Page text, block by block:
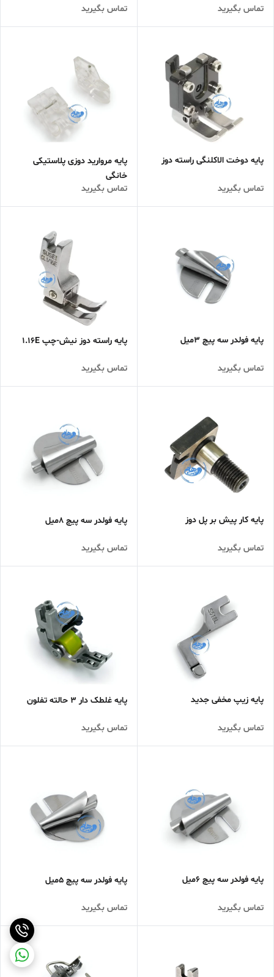
تماس بگیرید تماس بگیرید
پایه دوخت الاکلنگی راسته دوز
تماس بگیرید
پایه مروارید دوزی پلاستیکی
خانگی
تماس بگیرید
پایه فولدر سه پیچ 3میل
تماس بگیرید
پایه راسته دوز نیش-چپ 1.16E
تماس بگیرید
پایه کار پیش بر پل دوز
تماس بگیرید
پایه فولدر سه پیچ 8میل
تماس بگیرید
پایه زیپ مخفی جدید
تماس بگیرید
پایه غلطک دار 3 حالته تفلون
تماس بگیرید
پایه فولدر سه پیچ 6میل
تماس بگیرید
پایه فولدر سه پیچ 5میل
تماس بگیرید